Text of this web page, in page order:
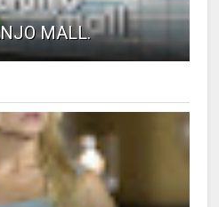
MALL.